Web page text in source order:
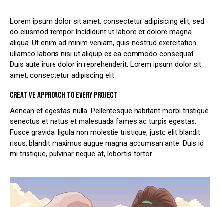
Lorem ipsum dolor sit amet, consectetur adipisicing elit, sed
do eiusmod tempor incididunt ut labore et dolore magna
aliqua. Ut enim ad minim veniam, quis nostrud exercitation
ullamco laboris nisi ut aliquip ex ea commodo consequat.
Duis aute irure dolor in reprehenderit. Lorem ipsum dolor sit
amet, consectetur adipiscing elit.
CREATIVE APPROACH TO EVERY PROJECT
Aenean et egestas nulla. Pellentesque habitant morbi tristique
senectus et netus et malesuada fames ac turpis egestas.
Fusce gravida, ligula non molestie tristique, justo elit blandit
risus, blandit maximus augue magna accumsan ante. Duis id
mi tristique, pulvinar neque at, lobortis tortor.